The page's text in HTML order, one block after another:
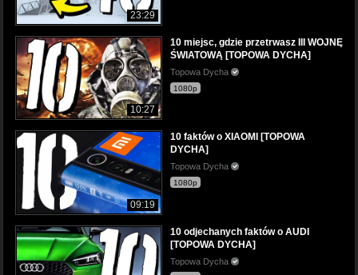
23:29
10:27
10 miejsc, gdzie przetrwasz III WOJNĘ
ŚWIATOWĄ [TOPOWA DYCHA]
Topowa Dycha
1080p
09:19
10 faktów o XIAOMI [TOPOWA
DYCHA]
Topowa Dycha
1080p
10 odjechanych faktów o AUDI
[TOPOWA DYCHA]
Topowa Dycha